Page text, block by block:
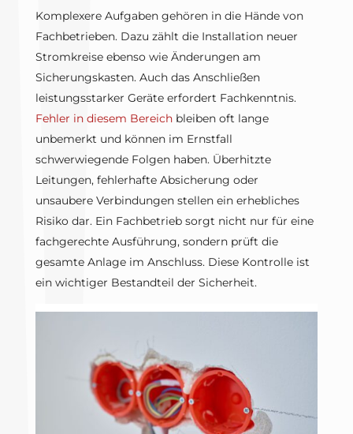
Komplexere Aufgaben gehören in die Hände von
Fachbetrieben. Dazu zählt die Installation neuer
Stromkreise ebenso wie Änderungen am
Sicherungskasten. Auch das Anschließen
leistungsstarker Geräte erfordert Fachkenntnis.
Fehler in diesem Bereichbleiben oft lange
unbemerkt und können im Ernstfall
schwerwiegende Folgen haben. Überhitzte
Leitungen, fehlerhafte Absicherung oder
unsaubere Verbindungen stellen ein erhebliches
Risiko dar. Ein Fachbetrieb sorgt nicht nur für eine
fachgerechte Ausführung, sondern prüft die
gesamte Anlage im Anschluss. Diese Kontrolle ist
ein wichtiger Bestandteil der Sicherheit.